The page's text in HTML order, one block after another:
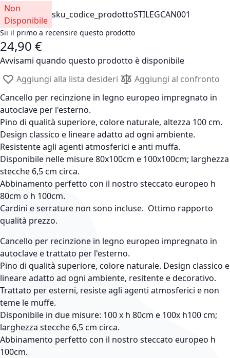
Non
Disponibile
sku_codice_prodottoSTILEGCAN001
Sii il primo a recensire questo prodotto
24,90 €
Avvisami quando questo prodotto è disponibile
Aggiungi alla lista desideri
Aggiungi al confronto
Cancello per recinzione in legno europeo impregnato in
autoclave per l'esterno.
Pino di qualità superiore, colore naturale, altezza 100 cm.
Design classico e lineare adatto ad ogni ambiente.
Resistente agli agenti atmosferici e anti muffa.
Disponibile nelle misure 80x100cm e 100x100cm; larghezza
stecche 6,5 cm circa.
Abbinamento perfetto con il nostro steccato europeo h
80cm o h 100cm.
Cardini e serrature non sono incluse. Ottimo rapporto
qualità prezzo.
Cancello per recinzione in legno europeo impregnato in
autoclave e trattato per l'esterno.
Pino di qualità superiore, colore naturale. Design classico e
lineare adatto ad ogni ambiente, resitente e decorativo.
Trattato per esterni, resiste agli agenti atmosferici e non
teme le muffe.
Disponibile in due misure: 100 x h 80cm e 100x h100 cm;
larghezza stecche 6,5 cm circa.
Abbinamento perfetto con il nostro steccato europeo h
100cm.